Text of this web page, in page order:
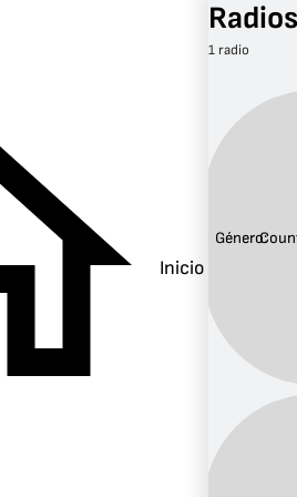
Inicio
1 radio
Género: